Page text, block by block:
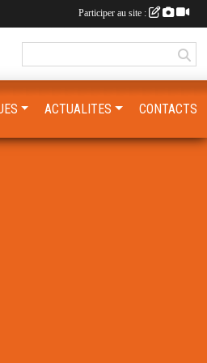
ACTUALITES CONTACTS
Participer au site :